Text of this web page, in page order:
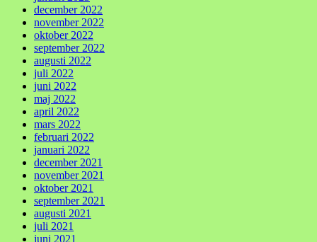
december 2022
november 2022
oktober 2022
september 2022
augusti 2022
juli 2022
juni 2022
maj 2022
april 2022
mars 2022
februari 2022
januari 2022
december 2021
november 2021
oktober 2021
september 2021
augusti 2021
juli 2021
juni 2021